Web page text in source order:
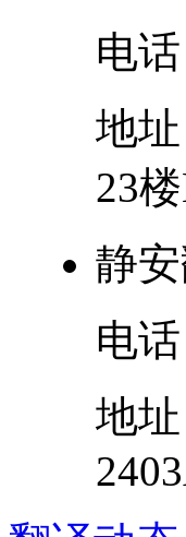
电话
地址
23
静
电话
地址